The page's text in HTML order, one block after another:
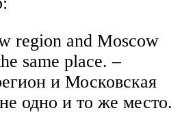
region and Moscow
same place. –
и Московская
одно и то же место.